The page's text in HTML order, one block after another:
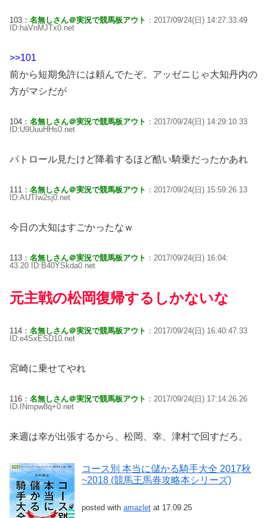
103： 名無しさん＠実況で競馬板アウト ：2017/09/24(日) 14:27:33.49
ID:haVnMJTx0.net
>>101
前から短期免許には頼んでたぞ。アッゼニじゃ大知丹内の
方がマシだが
104： 名無しさん＠実況で競馬板アウト ：2017/09/24(日) 14:29:10.33
ID:U9UuuHHs0.net
パトロール見たけど降着するほど酷い騎乗だったかあれ
111： 名無しさん＠実況で競馬板アウト ：2017/09/24(日) 15:59:26.13
ID:AUTIw2sj0.net
今日の大知はすごかったなｗ
113： 名無しさん＠実況で競馬板アウト ：2017/09/24(日) 16:04:
43.20 ID:B40YSkda0.net
元主戦の松岡復帰するしかないな
114： 名無しさん＠実況で競馬板アウト ：2017/09/24(日) 16:40:47.33
ID:e4SxESD10.net
宮崎に乗せてやれ
116： 名無しさん＠実況で競馬板アウト ：2017/09/24(日) 17:14:26.26
ID:INmpw8q+0.net
来週は幸が出張するから、松岡、幸、津村で回すだろ。
コース別 本当に儲かる騎手大全 2017秋
~2018 (競馬王馬券攻略本シリーズ)
posted with amazlet at 17.09.25